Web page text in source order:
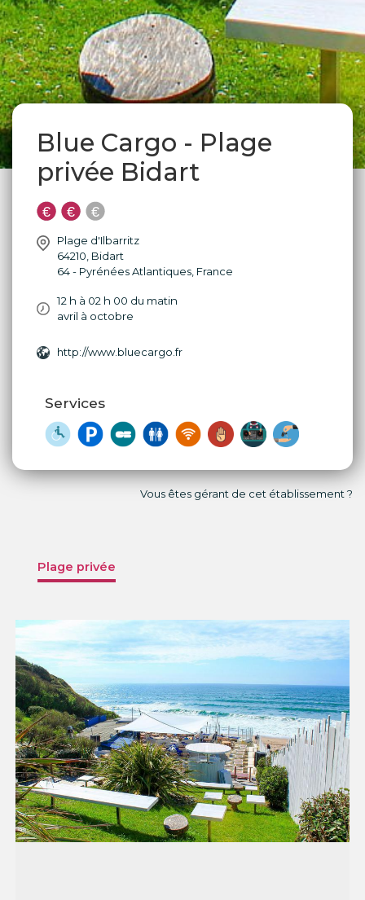
Blue Cargo - Plage
privée Bidart
Plage d'Ilbarritz
64210, Bidart
64 - Pyrénées Atlantiques, France
12 h à 02 h 00 du matin
avril à octobre
http://www.bluecargo.fr
Services
Vous êtes gérant de cet établissement ?
Plage privée